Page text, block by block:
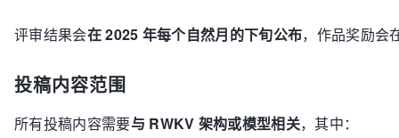
评审结果会在 2025 年每个自然月的下旬公布，作品奖励会
投稿内容范围
所有投稿内容需要与 RWKV 架构或模型相关，其中：